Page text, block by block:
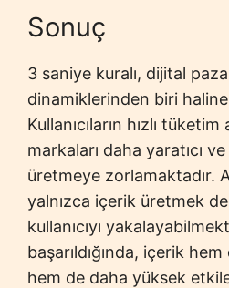
Sonuç
3 saniye kuralı, dijital
dinamiklerinden biri
Kullanıcıların hızlı tüketim
markaları daha yaratıcı
üretmeye zorlamaktadır.
yalnızca içerik üretmek
kullanıcıyı
başarıldığında, içerik
hem de daha yüksek